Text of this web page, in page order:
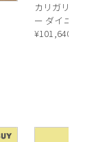
カリガリス イ
ー ダイニング
ア ／ Calligaris
¥101,640